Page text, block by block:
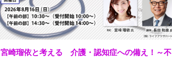
宮崎瑠依と考える 介護・認知症への備え！～不